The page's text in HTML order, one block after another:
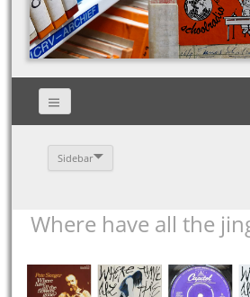
Sidebar
Where have all the